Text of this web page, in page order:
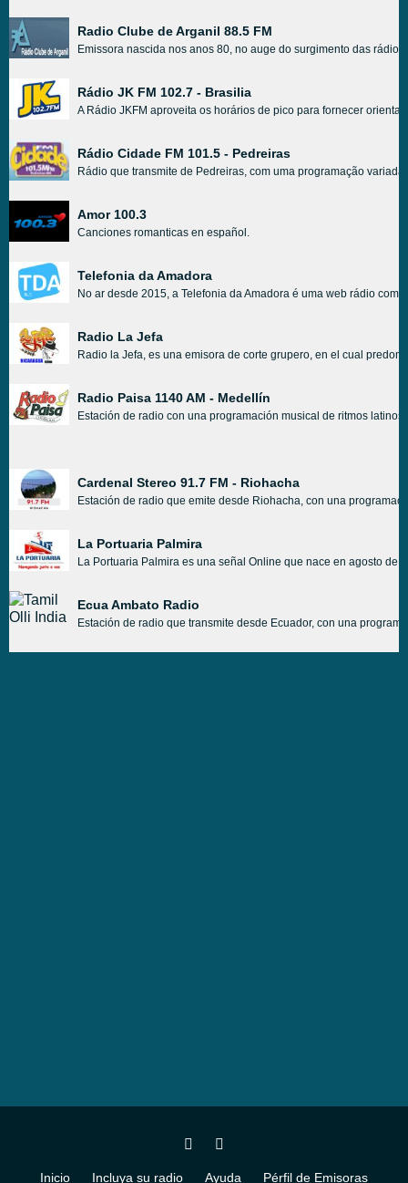
Radio Clube de Arganil 88.5 FM
Emissora nascida nos anos 80, no auge do surgimento das
Rádio JK FM 102.7 - Brasilia
A Rádio JKFM aproveita os horários de pico para fornecer
Rádio Cidade FM 101.5 - Pedreiras
Rádio que transmite de Pedreiras, com uma programação
Amor 100.3
Canciones romanticas en español.
Telefonia da Amadora
No ar desde 2015, a Telefonia da Amadora é uma web rádio
Radio La Jefa
Radio la Jefa, es una emisora de corte grupero, en el cual
Radio Paisa 1140 AM - Medellín
Estación de radio con una programación musical de ritmos
Cardenal Stereo 91.7 FM - Riohacha
Estación de radio que emite desde Riohacha, con una
La Portuaria Palmira
La Portuaria Palmira es una señal Online que nace en agosto
Ecua Ambato Radio
Estación de radio que transmite desde Ecuador, con una
Inicio Incluya su radio Ayuda Pérfil de Emisoras